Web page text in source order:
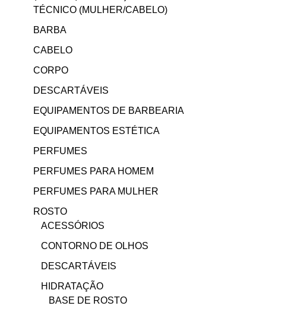
TÉCNICO (MULHER/CABELO)
BARBA
CABELO
CORPO
DESCARTÁVEIS
EQUIPAMENTOS DE BARBEARIA
EQUIPAMENTOS ESTÉTICA
PERFUMES
PERFUMES PARA HOMEM
PERFUMES PARA MULHER
ROSTO
ACESSÓRIOS
CONTORNO DE OLHOS
DESCARTÁVEIS
HIDRATAÇÃO
BASE DE ROSTO